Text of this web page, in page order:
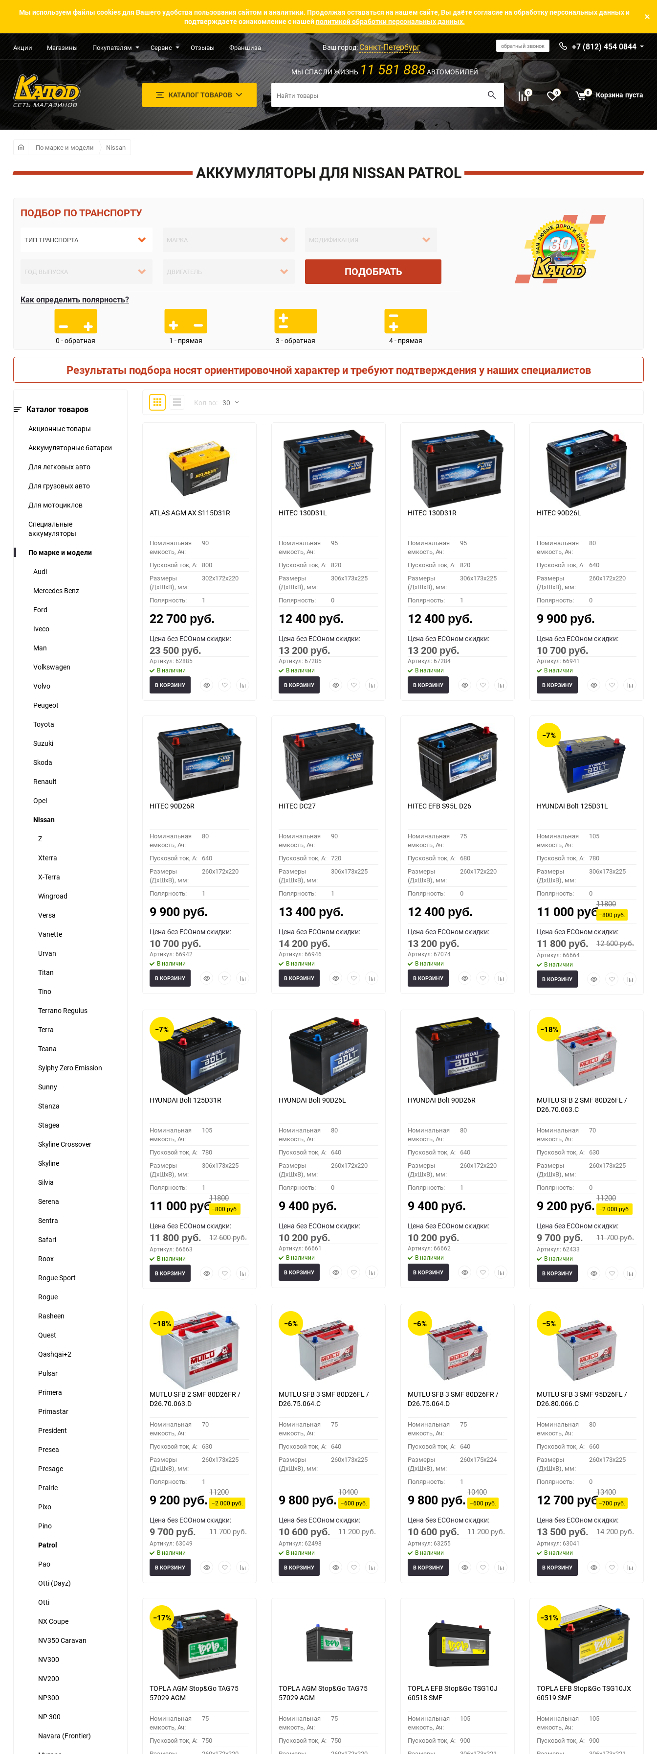
Мы используем файлы cookies для Вашего удобства пользования сайтом и аналитики. Продолжая оставаться на нашем сайте, Вы даёте согласие на обработку персональных данных и
подтверждаете ознакомление с нашейполитикой обработки персональных данных.
Акции Магазины Покупателям Сервис Отзывы Франшиза Ваш город:Санкт-Петербург обратный звонок +7 (812) 454 0844
КАТАЛОГ ТОВАРОВ
МЫ СПАСЛИ ЖИЗНЬ 11 581 888АВТОМОБИЛЕЙ
0 0 0 Корзина пуста
По марке и модели Nissan
АККУМУЛЯТОРЫ ДЛЯ NISSAN PATROL
ПО ТРАНСПОРТУ
ПОДОБРАТЬ
Как определить полярность?
0 - обратная 1 - прямая 3 - обратная 4 - прямая
Результаты подбора носят ориентировочной характер и требуют подтверждения у наших специалистов
Каталог товаров
Акционные товары
Аккумуляторные батареи
Для легковых авто
Для грузовых авто
Для мотоциклов
Специальные
аккумуляторы
По марке и модели
Audi
Mercedes Benz
Ford
Iveco
Man
Volkswagen
Volvo
Peugeot
Toyota
Suzuki
Skoda
Renault
Opel
Nissan
Z
Xterra
X-Terra
Wingroad
Versa
Vanette
Urvan
Titan
Tino
Terrano Regulus
Terra
Teana
Sylphy Zero Emission
Sunny
Stanza
Stagea
Skyline Crossover
Skyline
Silvia
Serena
Sentra
Safari
Roox
Rogue Sport
Rogue
Rasheen
Quest
Qashqai+2
Pulsar
Primera
Primastar
President
Presea
Presage
Prairie
Pixo
Pino
Patrol
Pao
Otti (Dayz)
Otti
NX Coupe
NV350 Caravan
NV300
NV200
NP300
NP 300
Navara (Frontier)
ПлиткаКомпактноКол-во: 30
60
90
150
ATLAS AGM AX S115D31R
Номинальная
емкость, Ач:
90
Пусковой ток, A: 800
Размеры
(ДхШхВ), мм:
302x172x220
Полярность: 1
22 700 руб.
Цена без ECOном скидки:
23 500 руб.
Артикул: 62885
В наличии
БыстрыйДобавитьДобавить
В КОРЗИНУ
HITEC 130D31L
Номинальная
емкость, Ач:
95
Пусковой ток, A: 820
Размеры
(ДхШхВ), мм:
306x173x225
Полярность: 0
12 400 руб.
Цена без ECOном скидки:
13 200 руб.
Артикул: 67285
В наличии
БыстрыйДобавитьДобавить
В КОРЗИНУ
HITEC 130D31R
Номинальная
емкость, Ач:
95
Пусковой ток, A: 820
Размеры
(ДхШхВ), мм:
306x173x225
Полярность: 1
12 400 руб.
Цена без ECOном скидки:
13 200 руб.
Артикул: 67284
В наличии
БыстрыйДобавитьДобавить
В КОРЗИНУ
HITEC 90D26L
Номинальная
емкость, Ач:
80
Пусковой ток, A: 640
Размеры
(ДхШхВ), мм:
260x172x220
Полярность: 0
9 900 руб.
Цена без ECOном скидки:
10 700 руб.
Артикул: 66941
В наличии
БыстрыйДобавитьДобавить
В КОРЗИНУ
HITEC 90D26R
Номинальная
емкость, Ач:
80
Пусковой ток, A: 640
Размеры
(ДхШхВ), мм:
260x172x220
Полярность: 1
9 900 руб.
Цена без ECOном скидки:
10 700 руб.
Артикул: 66942
В наличии
БыстрыйДобавитьДобавить
В КОРЗИНУ
HITEC DC27
Номинальная
емкость, Ач:
90
Пусковой ток, A: 720
Размеры
(ДхШхВ), мм:
306x173x225
Полярность: 1
13 400 руб.
Цена без ECOном скидки:
14 200 руб.
Артикул: 66946
В наличии
БыстрыйДобавитьДобавить
В КОРЗИНУ
HITEC EFB S95L D26
Номинальная
емкость, Ач:
75
Пусковой ток, A: 680
Размеры
(ДхШхВ), мм:
260x172x220
Полярность: 0
12 400 руб.
Цена без ECOном скидки:
13 200 руб.
Артикул: 67074
В наличии
БыстрыйДобавитьДобавить
В КОРЗИНУ
−7%
HYUNDAI Bolt 125D31L
Номинальная
емкость, Ач:
105
Пусковой ток, A: 780
Размеры
(ДхШхВ), мм:
306x173x225
Полярность: 0
11 000 руб.
11800
−800руб.
Цена без ECOном скидки:
11 800 руб. 12 600руб.
Артикул: 66664
В наличии
БыстрыйДобавитьДобавить
В КОРЗИНУ
−7%
HYUNDAI Bolt 125D31R
Номинальная
емкость, Ач:
105
Пусковой ток, A: 780
Размеры
(ДхШхВ), мм:
306x173x225
Полярность: 1
11 000 руб.
11800
−800руб.
Цена без ECOном скидки:
11 800 руб. 12 600руб.
Артикул: 66663
В наличии
БыстрыйДобавитьДобавить
В КОРЗИНУ
HYUNDAI Bolt 90D26L
Номинальная
емкость, Ач:
80
Пусковой ток, A: 640
Размеры
(ДхШхВ), мм:
260x172x220
Полярность: 0
9 400 руб.
Цена без ECOном скидки:
10 200 руб.
Артикул: 66661
В наличии
БыстрыйДобавитьДобавить
В КОРЗИНУ
HYUNDAI Bolt 90D26R
Номинальная
емкость, Ач:
80
Пусковой ток, A: 640
Размеры
(ДхШхВ), мм:
260x172x220
Полярность: 1
9 400 руб.
Цена без ECOном скидки:
10 200 руб.
Артикул: 66662
В наличии
БыстрыйДобавитьДобавить
В КОРЗИНУ
−18%
MUTLU SFB 2 SMF 80D26FL /
D26.70.063.C
Номинальная
емкость, Ач:
70
Пусковой ток, A: 630
Размеры
(ДхШхВ), мм:
260x173x225
Полярность: 0
9 200 руб.
11200
−2 000руб.
Цена без ECOном скидки:
9 700 руб. 11 700руб.
Артикул: 62433
В наличии
БыстрыйДобавитьДобавить
В КОРЗИНУ
−18%
MUTLU SFB 2 SMF 80D26FR /
D26.70.063.D
Номинальная
емкость, Ач:
70
Пусковой ток, A: 630
Размеры
(ДхШхВ), мм:
260x173x225
Полярность: 1
9 200 руб.
11200
−2 000руб.
Цена без ECOном скидки:
9 700 руб. 11 700руб.
Артикул: 63049
В наличии
БыстрыйДобавитьДобавить
В КОРЗИНУ
−6%
MUTLU SFB 3 SMF 80D26FL /
D26.75.064.C
Номинальная
емкость, Ач:
75
Пусковой ток, A: 640
Размеры
(ДхШхВ), мм:
260x173x225
9 800 руб.
10400
−600руб.
Цена без ECOном скидки:
10 600 руб. 11 200руб.
Артикул: 62498
В наличии
БыстрыйДобавитьДобавить
В КОРЗИНУ
−6%
MUTLU SFB 3 SMF 80D26FR /
D26.75.064.D
Номинальная
емкость, Ач:
75
Пусковой ток, A: 640
Размеры
(ДхШхВ), мм:
260x175x224
Полярность: 1
9 800 руб.
10400
−600руб.
Цена без ECOном скидки:
10 600 руб. 11 200руб.
Артикул: 63255
В наличии
БыстрыйДобавитьДобавить
В КОРЗИНУ
−5%
MUTLU SFB 3 SMF 95D26FL /
D26.80.066.C
Номинальная
емкость, Ач:
80
Пусковой ток, A: 660
Размеры
(ДхШхВ), мм:
260x173x225
Полярность: 0
12 700 руб.
13400
−700руб.
Цена без ECOном скидки:
13 500 руб. 14 200руб.
Артикул: 63041
В наличии
БыстрыйДобавитьДобавить
В КОРЗИНУ
−17%
TOPLA AGM Stop&Go TAG75
57029 AGM
Номинальная
емкость, Ач:
75
Пусковой ток, A: 750
TOPLA AGM Stop&Go TAG75
57029 AGM
Номинальная
емкость, Ач:
75
Пусковой ток, A: 750
TOPLA EFB Stop&Go TSG10J
60518 SMF
Номинальная
емкость, Ач:
105
Пусковой ток, A: 900
−31%
TOPLA EFB Stop&Go TSG10JX
60519 SMF
Номинальная
емкость, Ач:
105
Пусковой ток, A: 900